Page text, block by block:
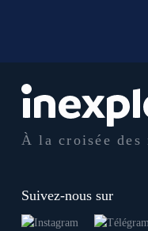
À la croisée des
Suivez-nous sur